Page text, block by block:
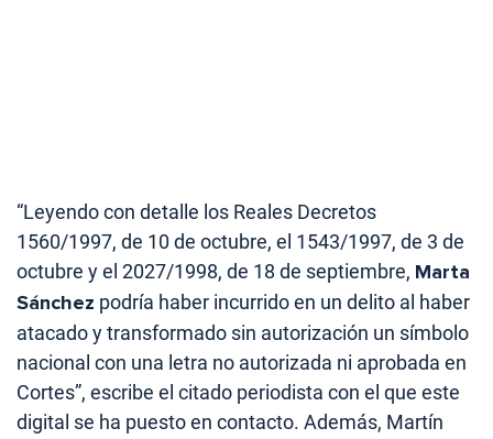
“Leyendo con detalle los Reales Decretos
1560/1997, de 10 de octubre, el 1543/1997, de 3 de
octubre y el 2027/1998, de 18 de septiembre, Marta
Sánchez podría haber incurrido en un delito al haber
atacado y transformado sin autorización un símbolo
nacional con una letra no autorizada ni aprobada en
Cortes”, escribe el citado periodista con el que este
digital se ha puesto en contacto. Además, Martín